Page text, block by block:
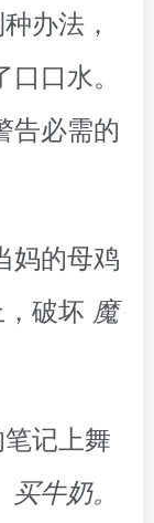
办法，
口水。
告必需的
妈的母鸡
破坏 魔
记上舞
牛奶。